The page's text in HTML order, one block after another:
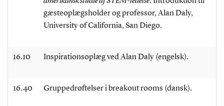
gæsteoplægsholder og professor, Alan Daly,
University of California, San Diego.
16.10 Inspirationsoplæg ved Alan Daly (engelsk).
16.40 Gruppedrøftelser i breakout rooms (dansk).